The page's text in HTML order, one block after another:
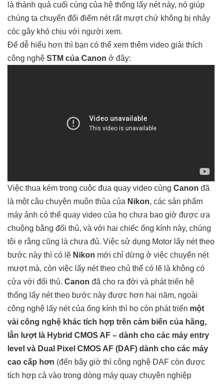
là thành quả cuối cùng của hệ thống lấy nét này, nó giúp
chúng ta chuyển đổi điểm nét rất mượt chứ không bị nhảy
cóc gây khó chịu với người xem.
Để dễ hiểu hơn thì bạn có thể xem thêm video giải thích
công nghệ STM của Canon ở đây:
Việc thua kém trong cuộc đua quay video cùng Canon đã
là một câu chuyện muôn thủa của Nikon, các sản phẩm
máy ảnh có thể quay video của họ chưa bao giờ được ưa
chuộng bằng đối thủ, và với hai chiếc ống kính này, chúng
tôi e rằng cũng là chưa đủ. Việc sử dụng Motor lấy nét theo
bước này thì có lẽ Nikon mới chỉ dừng ở việc chuyển nét
mượt mà, còn việc lấy nét theo chủ thể có lẽ là không có
cửa với đối thủ. Canon đã cho ra đời và phát triển hệ
thống lấy nét theo bước này được hơn hai năm, ngoài
công nghệ lấy nét của ống kính thì họ còn phát triển một
vài công nghệ khác tích hợp trên cảm biến của hãng,
lẫn lượt là Hybrid CMOS AF – dành cho các máy entry
level và Dual Pixel CMOS AF (DAF) dành cho các máy
cao cấp hơn (đến bây giờ thì công nghệ DAF còn được
tích hợp cả vào trong dòng máy quay chuyên nghiệp